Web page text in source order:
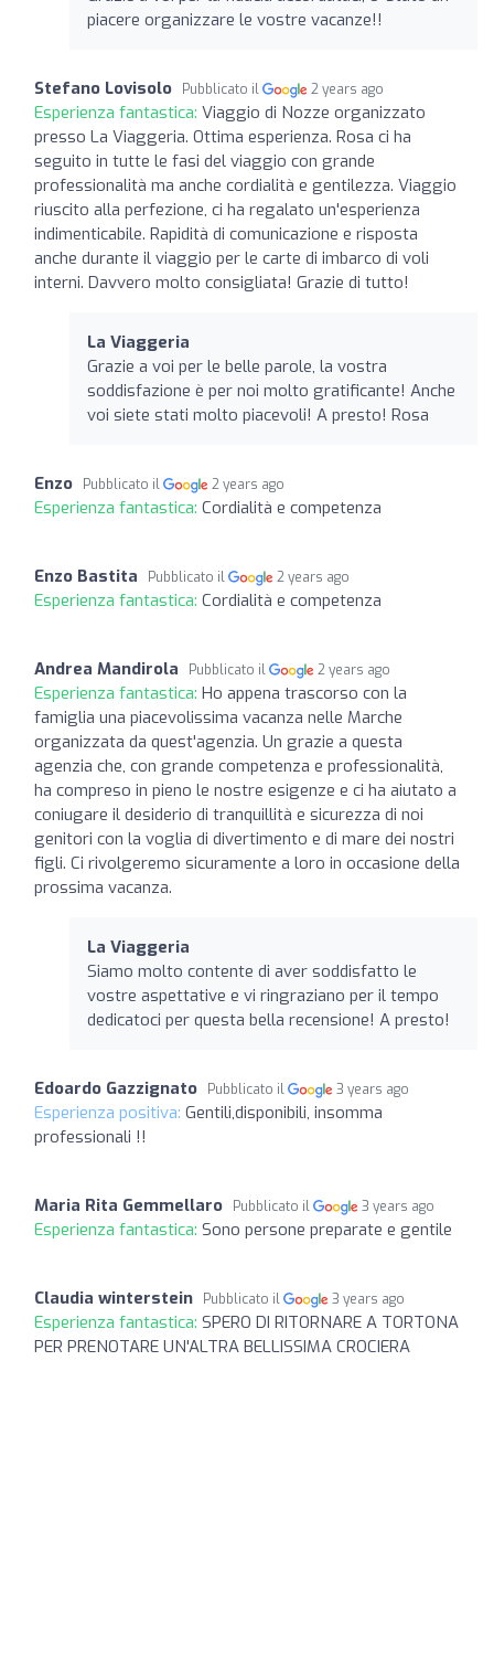
piacere organizzare le vostre vacanze!!
Stefano Lovisolo Pubblicato il 2 years ago
Esperienza fantastica: Viaggio di Nozze organizzato
presso La Viaggeria. Ottima esperienza. Rosa ci ha
seguito in tutte le fasi del viaggio con grande
professionalità ma anche cordialità e gentilezza. Viaggio
riuscito alla perfezione, ci ha regalato un'esperienza
indimenticabile. Rapidità di comunicazione e risposta
anche durante il viaggio per le carte di imbarco di voli
interni. Davvero molto consigliata! Grazie di tutto!
La Viaggeria
Grazie a voi per le belle parole, la vostra
soddisfazione è per noi molto gratificante! Anche
voi siete stati molto piacevoli! A presto! Rosa
Enzo Pubblicato il 2 years ago
Esperienza fantastica: Cordialità e competenza
Enzo Bastita Pubblicato il 2 years ago
Esperienza fantastica: Cordialità e competenza
Andrea Mandirola Pubblicato il 2 years ago
Esperienza fantastica: Ho appena trascorso con la
famiglia una piacevolissima vacanza nelle Marche
organizzata da quest'agenzia. Un grazie a questa
agenzia che, con grande competenza e professionalità,
ha compreso in pieno le nostre esigenze e ci ha aiutato a
coniugare il desiderio di tranquillità e sicurezza di noi
genitori con la voglia di divertimento e di mare dei nostri
figli. Ci rivolgeremo sicuramente a loro in occasione della
prossima vacanza.
La Viaggeria
Siamo molto contente di aver soddisfatto le
vostre aspettative e vi ringraziano per il tempo
dedicatoci per questa bella recensione! A presto!
Edoardo Gazzignato Pubblicato il 3 years ago
Esperienza positiva: Gentili,disponibili, insomma
professionali !!
Maria Rita Gemmellaro Pubblicato il 3 years ago
Esperienza fantastica: Sono persone preparate e gentile
Claudia winterstein Pubblicato il 3 years ago
Esperienza fantastica: SPERO DI RITORNARE A TORTONA
PER PRENOTARE UN'ALTRA BELLISSIMA CROCIERA